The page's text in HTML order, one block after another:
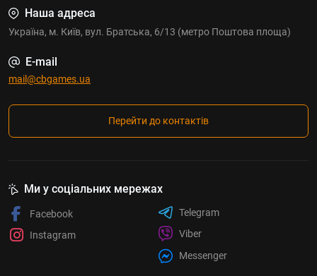
Наша адреса
Україна, м. Київ, вул. Братська, 6/13 (метро Поштова площа)
E-mail
mail@cbgames.ua
Перейти до контактів
Ми у соціальних мережах
Facebook
Instagram
Telegram
Viber
Messenger